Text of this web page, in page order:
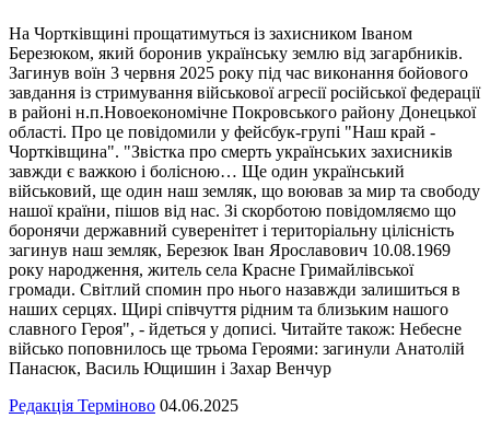
На Чортківщині прощатимуться із захисником Іваном
Березюком, який боронив українську землю від загарбників.
Загинув воїн 3 червня 2025 року під час виконання бойового
завдання із стримування військової агресії російської федерації
в районі н.п.Новоекономічне Покровського району Донецької
області. Про це повідомили у фейсбук-групі "Наш край -
Чортківщина". "Звістка про смерть українських захисників
завжди є важкою і болісною… Ще один український
військовий, ще один наш земляк, що воював за мир та свободу
нашої країни, пішов від нас. Зі скорботою повідомляємо що
боронячи державний суверенітет і територіальну цілісність
загинув наш земляк, Березюк Іван Ярославович 10.08.1969
року народження, житель села Красне Гримайлівської
громади. Світлий спомин про нього назавжди залишиться в
наших серцях. Щирі співчуття рідним та близьким нашого
славного Героя", - йдеться у дописі. Читайте також: Небесне
військо поповнилось ще трьома Героями: загинули Анатолій
Панасюк, Василь Ющишин і Захар Венчур
Редакція Терміново 04.06.2025